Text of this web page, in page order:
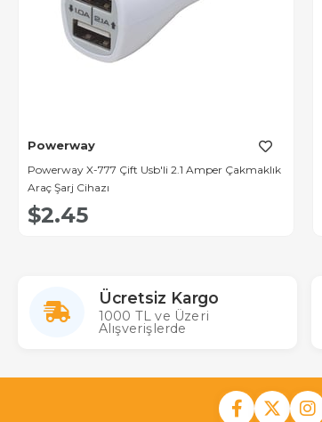
Powerway
Powerway X-777 Çift Usb'li 2.1 Amper Çakmaklık
Araç Şarj Cihazı
$2.45
Ücretsiz Kargo
1000 TL ve Üzeri
Alışverişlerde